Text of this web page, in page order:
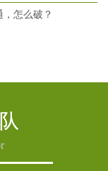
怎么破？